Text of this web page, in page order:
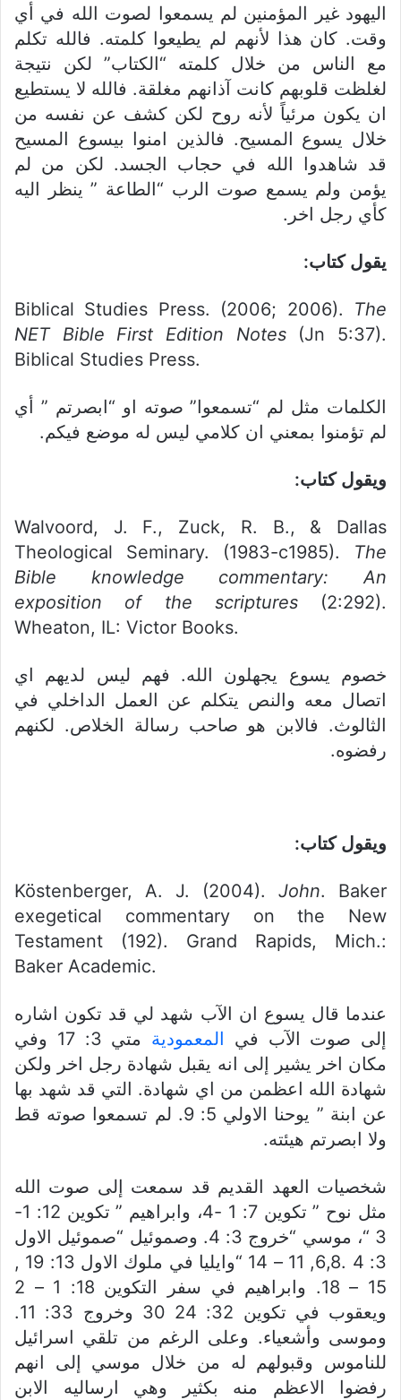
اليهود غير المؤمنين لم يسمعوا لصوت الله في أي
وقت. كان هذا لأنهم لم يطيعوا كلمته. فالله تكلم
مع الناس من خلال كلمته “الكتاب” لكن نتيجة
لغلظت قلوبهم كانت آذانهم مغلقة. فالله لا يستطيع
ان يكون مرئياً لأنه روح لكن كشف عن نفسه من
خلال يسوع المسيح. فالذين امنوا بيسوع المسيح
قد شاهدوا الله في حجاب الجسد. لكن من لم
يؤمن ولم يسمع صوت الرب “الطاعة ” ينظر اليه
كأي رجل اخر.
يقول كتاب:
Biblical Studies Press. (2006; 2006). The
NET Bible First Edition Notes(Jn 5:37).
Biblical Studies Press.
الكلمات مثل لم “تسمعوا” صوته او “ابصرتم ” أي
لم تؤمنوا بمعني ان كلامي ليس له موضع فيكم.
ويقول كتاب:
Walvoord, J. F., Zuck, R. B., & Dallas
Theological Seminary. (1983-c1985). The
Bible knowledge commentary: An
exposition of the scriptures(2:292).
Wheaton, IL: Victor Books.
خصوم يسوع يجهلون الله. فهم ليس لديهم اي
اتصال معه والنص يتكلم عن العمل الداخلي في
الثالوث. فالابن هو صاحب رسالة الخلاص. لكنهم
رفضوه.
ويقول كتاب:
Köstenberger, A. J. (2004). John. Baker
exegetical commentary on the New
Testament (192). Grand Rapids, Mich.:
Baker Academic.
عندما قال يسوع ان الآب شهد لي قد تكون اشاره
إلى صوت الآب في المعمودية
متي 3: 17 وفي
مكان اخر يشير إلى انه يقبل شهادة رجل اخر ولكن
شهادة الله اعظمن من اي شهادة. التي قد شهد بها
عن ابنة ” يوحنا الاولي 5: 9. لم تسمعوا صوته قط
ولا ابصرتم هيئته.
شخصيات العهد القديم قد سمعت إلى صوت الله
مثل نوح ” تكوين 7: 1 -4، وابراهيم ” تكوين 12: 1-
3 “، موسي “خروج 3: 4. وصموئيل “صموئيل الاول
3: 4 .6,8, 11 – 14 “وايليا في ملوك الاول 13: 19 ,
15 – 18. وابراهيم في سفر التكوين 18: 1 – 2
ويعقوب في تكوين 32: 24 30 وخروج 33: 11.
وموسى وأشعياء. وعلى الرغم من تلقي اسرائيل
للناموس وقبولهم له من خلال موسي إلى انهم
رفضوا الاعظم منه بكثير وهي ارساليه الابن